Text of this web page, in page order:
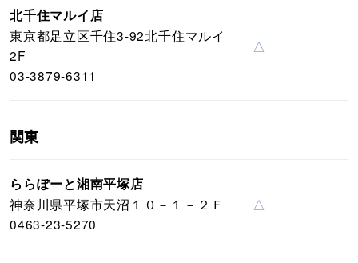
北千住マルイ店
東京都足立区千住3-92北千住マルイ
2F
03-3879-6311
△
関東
ららぽーと湘南平塚店
神奈川県平塚市天沼１０－１－２Ｆ
0463-23-5270
△